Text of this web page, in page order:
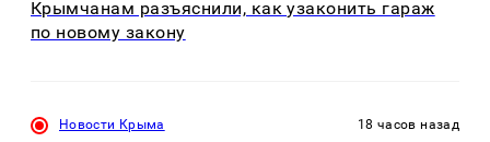
Крымчанам разъяснили, как узаконить гараж
по новому закону
Новости Крыма 18 часов назад